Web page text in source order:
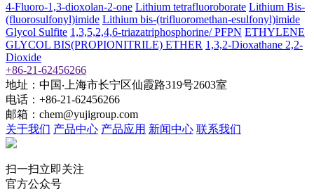
4-Fluoro-1,3-dioxolan-2-one Lithium tetrafluoroborate Lithium Bis-
(fluorosulfonyl)imide Lithium bis-(trifluoromethan-esulfonyl)imide
Glycol Sulfite 1,3,5,2,4,6-triazatriphosphorine/ PFPN ETHYLENE
GLYCOL BIS(PROPIONITRILE) ETHER 1,3,2-Dioxathane 2,2-
Dioxide
+86-21-62456266
地址：中国‧上海市长宁区仙霞路319号2603室
电话：+86-21-62456266
邮箱：chem@yujigroup.com
关于我们 产品中心 产品应用 新闻中心 联系我们
扫一扫立即关注
官方公众号